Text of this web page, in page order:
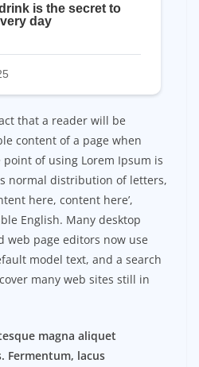
that a reader will be
content of a page when
of using Lorem Ipsum is
normal distribution of letters,
here, content here’,
English. Many desktop
web page editors now use
model text, and a search
many web sites still in
magna aliquet
Fermentum, lacus